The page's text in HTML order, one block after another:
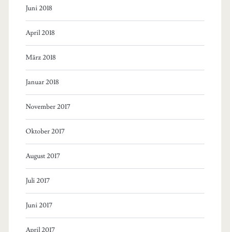
Juni 2018
April 2018
März 2018
Januar 2018
November 2017
Oktober 2017
August 2017
Juli 2017
Juni 2017
April 2017